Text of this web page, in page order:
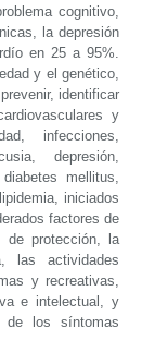
cognitivo,
la depresión
en 25 a 95%.
y el genético,
identificar
y
infecciones,
depresión,
mellitus,
iniciados
factores de
de protección, la
las actividades
y recreativas,
e intelectual, y
de los síntomas